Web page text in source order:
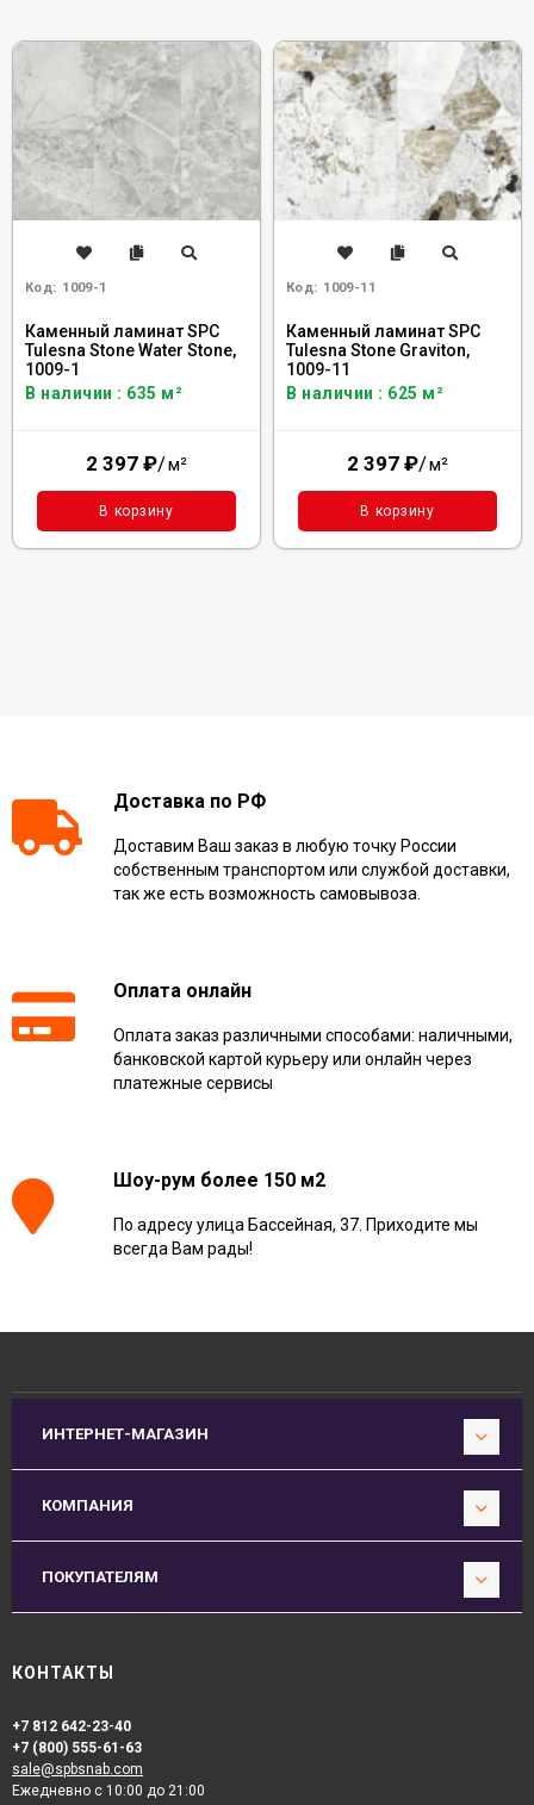
Код: 1009-1
Каменный ламинат SPC
Tulesna Stone Water Stone,
1009-1
В наличии : 635 м²
2 397 ₽/м²
В корзину
Код: 1009-11
Каменный ламинат SPC
Tulesna Stone Graviton,
1009-11
В наличии : 625 м²
2 397 ₽/м²
В корзину
Доставка по РФ
Доставим Ваш заказ в любую точку России
собственным транспортом или службой доставки,
так же есть возможность самовывоза.
Оплата онлайн
Оплата заказ различными способами: наличными,
банковской картой курьеру или онлайн через
платежные сервисы
Шоу-рум более 150 м2
По адресу улица Бассейная, 37. Приходите мы
всегда Вам рады!
ИНТЕРНЕТ-МАГАЗИН
КОМПАНИЯ
ПОКУПАТЕЛЯМ
КОНТАКТЫ
+7 812 642-23-40
+7 (800) 555-61-63
sale@spbsnab.com
Ежедневно с 10:00 до 21:00